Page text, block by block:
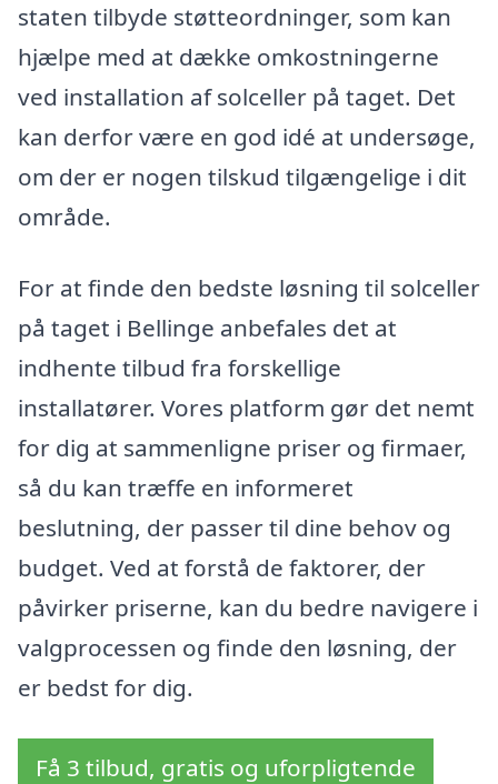
staten tilbyde støtteordninger, som kan
hjælpe med at dække omkostningerne
ved installation af solceller på taget. Det
kan derfor være en god idé at undersøge,
om der er nogen tilskud tilgængelige i dit
område.
For at finde den bedste løsning til solceller
på taget i Bellinge anbefales det at
indhente tilbud fra forskellige
installatører. Vores platform gør det nemt
for dig at sammenligne priser og firmaer,
så du kan træffe en informeret
beslutning, der passer til dine behov og
budget. Ved at forstå de faktorer, der
påvirker priserne, kan du bedre navigere i
valgprocessen og finde den løsning, der
er bedst for dig.
Få 3 tilbud, gratis og uforpligtende